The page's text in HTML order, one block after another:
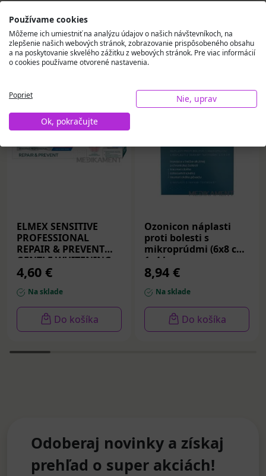
Vybrali sme pre vás
ELMEX SENSITIVE
PROFESSIONAL
REPAIR & PREVENT
GENTLE WHITENING,
zubná pasta 75 ml
4,60 €
Na sklade
Do košíka
Ozonicon náplasti
proti bolesti s
mikroprúdmi (6x8 cm)
1x4 ks
8,94 €
Na sklade
Do košíka
Odoberaj novinky a získaj
prehľad o super akciách!
Používame cookies
Môžeme ich umiestniť na analýzu údajov o našich návštevníkoch, na
zlepšenie našich webových stránok, zobrazovanie prispôsobeného obsahu
a na poskytovanie skvelého zážitku z webových stránok. Pre viac informácií
o cookies používame otvorené nastavenia.
Poprieť
Nie, uprav
Ok, pokračujte